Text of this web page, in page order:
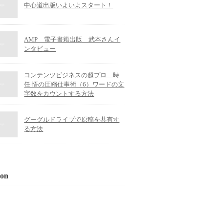
中心道出版いよいよスタート！
AMP 電子書籍出版 武本さんイ
ンタビュー
コンテンツビジネスの超プロ 時
任 悟の圧縮仕事術（6）ワードの文
字数をカウントする方法
グーグルドライブで原稿を共有す
る方法